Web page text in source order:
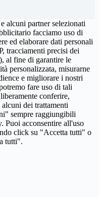
alcuni partner selezionati
facciamo uso di
ed elaborare dati personali
tracciamenti precisi dei
al fine di garantire le
personalizzata, misurarne
e migliorare i nostri
fare uso di tali
conferire,
dei trattamenti
sempre raggiungibili
Puoi acconsentire all'uso
click su "Accetta tutti" o
tutti".